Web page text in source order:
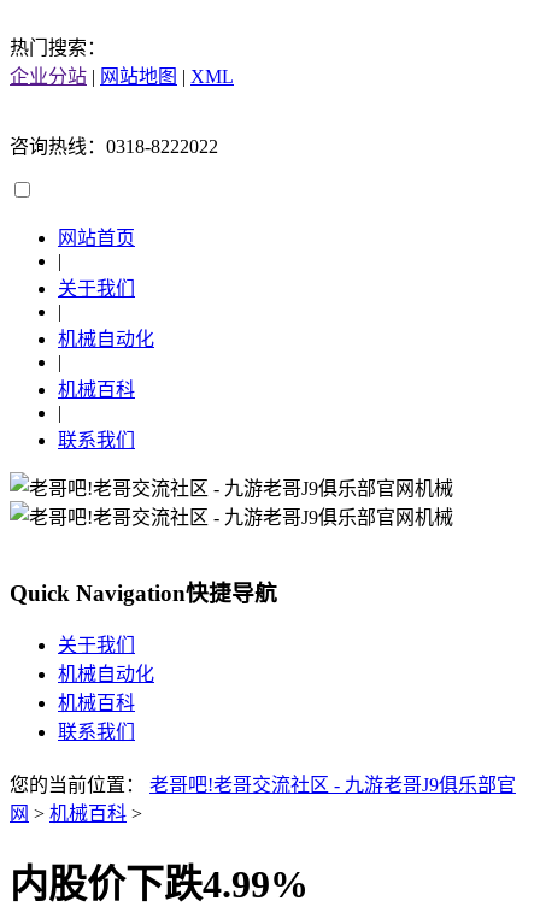
热门搜索：
企业分站 | 网站地图 | XML
咨询热线：0318-8222022
网站首页
|
关于我们
|
机械自动化
|
机械百科
|
联系我们
Quick Navigation快捷导航
关于我们
机械自动化
机械百科
联系我们
您的当前位置： 老哥吧!老哥交流社区 - 九游老哥J9俱乐部官
网 > 机械百科 >
内股价下跌4.99%